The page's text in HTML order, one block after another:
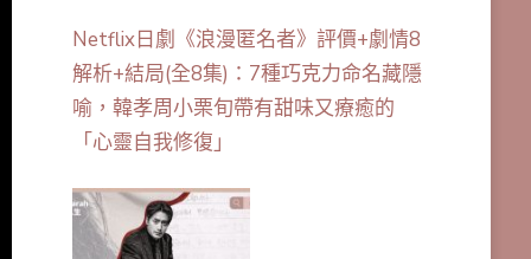
Netflix日劇《浪漫匿名者》評價+劇情8
解析+結局(全8集)：7種巧克力命名藏隱
喻，韓孝周小栗旬帶有甜味又療癒的
「心靈自我修復」